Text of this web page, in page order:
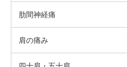
肋間神経痛
肩の痛み